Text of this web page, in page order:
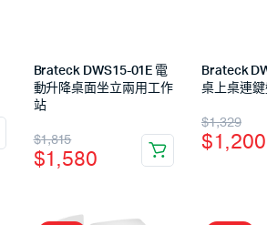
Brateck DWS15-01E 電
動升降桌面坐立兩用工作
站
$1,815
$1,580
Brateck
桌上桌連
$1,329
$1,200